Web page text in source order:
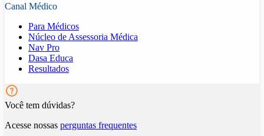
Canal Médico
Para Médicos
Núcleo de Assessoria Médica
Nav Pro
Dasa Educa
Resultados
Você tem dúvidas?
Acesse nossas perguntas frequentes